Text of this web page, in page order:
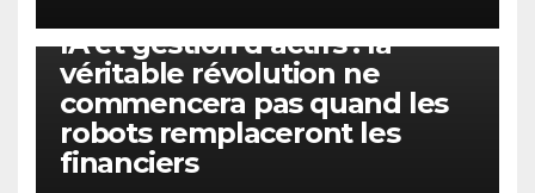
IA et gestion d’actifs : la
véritable révolution ne
commencera pas quand les
robots remplaceront les
financiers